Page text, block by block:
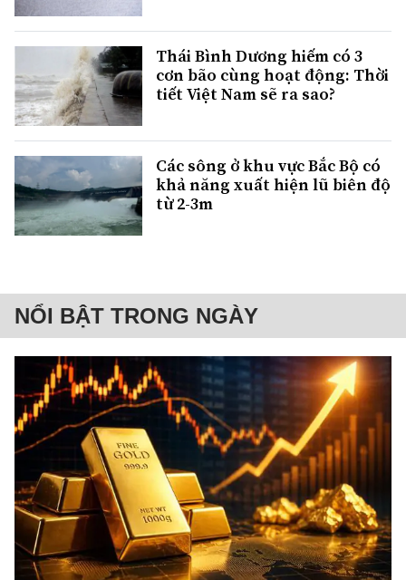
Thái Bình Dương hiếm có 3
cơn bão cùng hoạt động: Thời
tiết Việt Nam sẽ ra sao?
Các sông ở khu vực Bắc Bộ có
khả năng xuất hiện lũ biên độ
từ 2-3m
NỔI BẬT TRONG NGÀY